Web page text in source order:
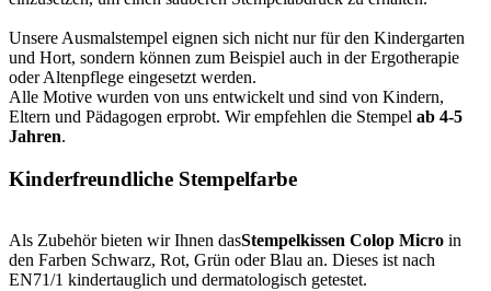
Unsere Ausmalstempel eignen sich nicht nur für den Kindergarten
und Hort, sondern können zum Beispiel auch in der Ergotherapie
oder Altenpflege eingesetzt werden.
Alle Motive wurden von uns entwickelt und sind von Kindern,
Eltern und Pädagogen erprobt. Wir empfehlen die Stempel ab 4-5
Jahren.
Kinderfreundliche Stempelfarbe
Als Zubehör bieten wir Ihnen dasStempelkissen Colop Micro in
den Farben Schwarz, Rot, Grün oder Blau an. Dieses ist nach
EN71/1 kindertauglich und dermatologisch getestet.